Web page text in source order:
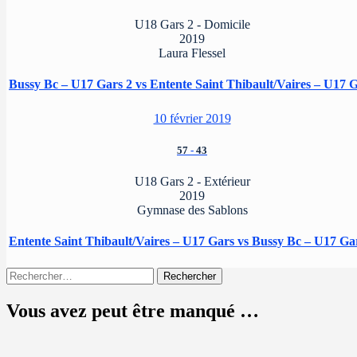
U18 Gars 2 - Domicile
2019
Laura Flessel
Bussy Bc – U17 Gars 2 vs Entente Saint Thibault/Vaires – U17
10 février 2019
57 - 43
U18 Gars 2 - Extérieur
2019
Gymnase des Sablons
Entente Saint Thibault/Vaires – U17 Gars vs Bussy Bc – U17
Rechercher :
Vous avez peut être manqué …